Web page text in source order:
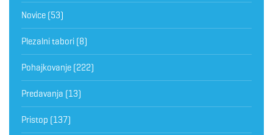
Novice (53)
Plezalni tabori (8)
Pohajkovanje (222)
Predavanja (13)
Pristop (137)